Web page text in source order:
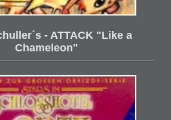
- ATTACK "Like a
Chameleon"